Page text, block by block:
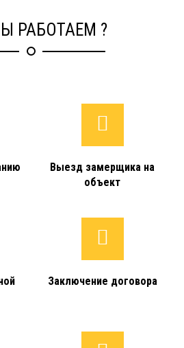
РАБОТАЕМ ?
Выезд замерщика на
объект
Заключение договора